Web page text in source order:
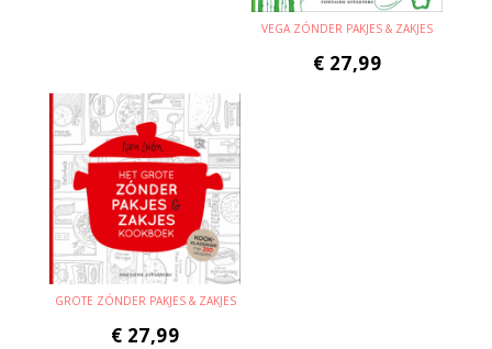
VEGA ZÓNDER PAKJES & ZAKJES
€ 27,99
GROTE ZÓNDER PAKJES & ZAKJES
€ 27,99